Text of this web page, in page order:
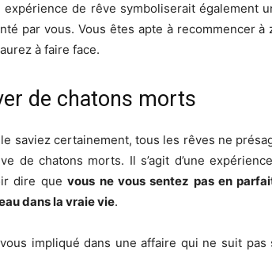
expérience de rêve symboliserait également
par vous. Vous êtes apte à recommencer
à faire face.
de chatons morts
saviez certainement, tous les rêves ne
de chatons morts. Il s’agit d’une
dire quevous ne vous sentez pas en
dans la vraie vie.
impliqué dans une affaire qui ne suit